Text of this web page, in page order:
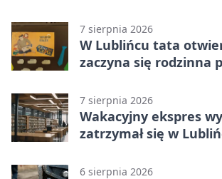
7 sierpnia 2026
W Lublińcu tata
zaczyna się rodzinna
7 sierpnia 2026
Wakacyjny ekspres
zatrzymał się w
6 sierpnia 2026